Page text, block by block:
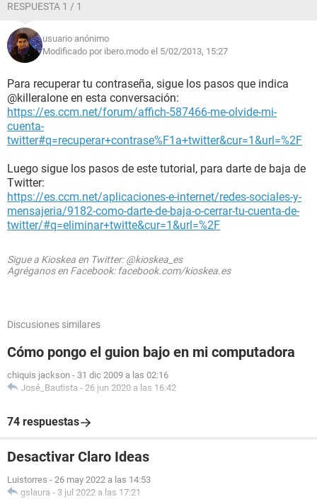
RESPUESTA 1 / 1
usuario anónimo
Modificado por ibero.modo el 5/02/2013, 15:27
Para recuperar tu contraseña, sigue los pasos que indica
@killeralone en esta conversación:
https://es.ccm.net/forum/affich-587466-me-olvide-mi-
cuenta-
twitter#q=recuperar+contrase%F1a+twitter&cur=1&url=%2F
Luego sigue los pasos de este tutorial, para darte de baja de
Twitter:
https://es.ccm.net/aplicaciones-e-internet/redes-sociales-y-
mensajeria/9182-como-darte-de-baja-o-cerrar-tu-cuenta-de-
twitter/#q=eliminar+twitte&cur=1&url=%2F
Sigue a Kioskea en Twitter: @kioskea_es
Agréganos en Facebook: facebook.com/kioskea.es
Discusiones similares
Cómo pongo el guion bajo en mi computadora
chiquis jackson - 31 dic 2009 a las 02:16
José_Bautista - 26 jun 2020 a las 16:42
74 respuestas
Desactivar Claro Ideas
Luistorres - 26 may 2022 a las 14:53
gslaura - 3 jul 2022 a las 17:21